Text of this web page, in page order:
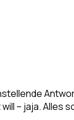
– jaja. Alles